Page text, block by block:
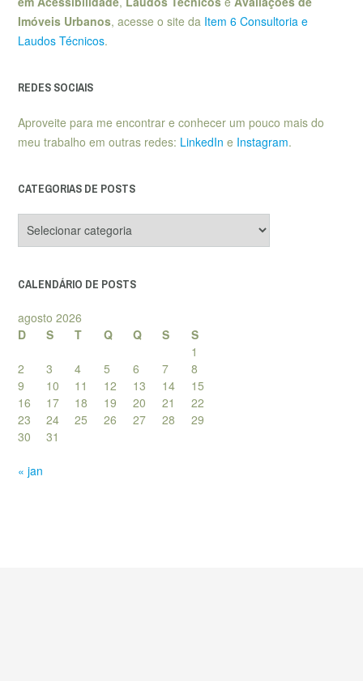
Imóveis Urbanos, acesse o site da Item 6 Consultoria e
Laudos Técnicos.
REDES SOCIAIS
Aproveite para me encontrar e conhecer um pouco mais do
meu trabalho em outras redes: LinkedIn e Instagram.
CATEGORIAS DE POSTS
de
CALENDÁRIO DE POSTS
agosto 2026
D
S T Q Q S
S
1
2
3 4 5 6 7
8
9
10 11 12 13 14
15
16
17 18 19 20 21
22
23
24 25 26 27 28
29
30
31
« jan